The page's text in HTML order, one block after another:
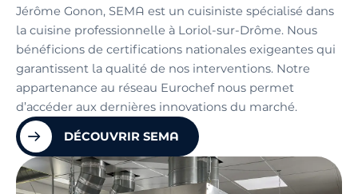
Jérôme Gonon, SEMA est un cuisiniste spécialisé dans
la cuisine professionnelle à Loriol-sur-Drôme. Nous
bénéficions de certifications nationales exigeantes qui
garantissent la qualité de nos interventions. Notre
appartenance au réseau Eurochef nous permet
d’accéder aux dernières innovations du marché.
DÉCOUVRIR SEMA